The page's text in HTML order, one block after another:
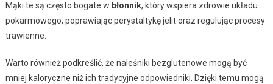
Mąki te są często bogate w błonnik, który wspiera zdrowie układu
pokarmowego, poprawiając perystaltykę jelit oraz regulując procesy
trawienne.
Warto również podkreślić, że naleśniki bezglutenowe mogą być
mniej kaloryczne niż ich tradycyjne odpowiedniki. Dzięki temu mogą